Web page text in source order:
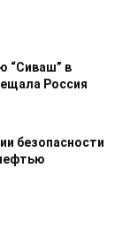
“Сиваш” в
Россия
безопасности